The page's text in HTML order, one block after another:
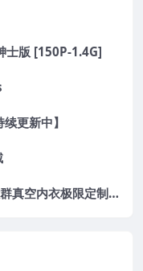
士版 [150P-1.4G]
更新中】
[主播]虎牙主播车老板付费高级群真空内衣极限定制8分19